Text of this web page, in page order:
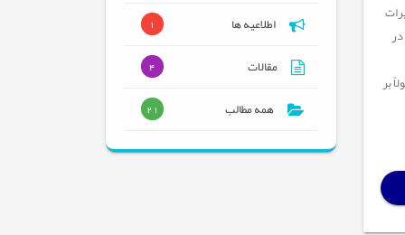
بر
اطلاعیه ها 1
مقالات 4
همه مطالب 21